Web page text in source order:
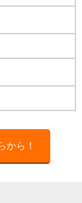
から！